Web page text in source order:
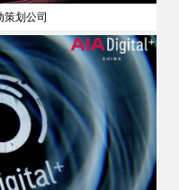
策划公司